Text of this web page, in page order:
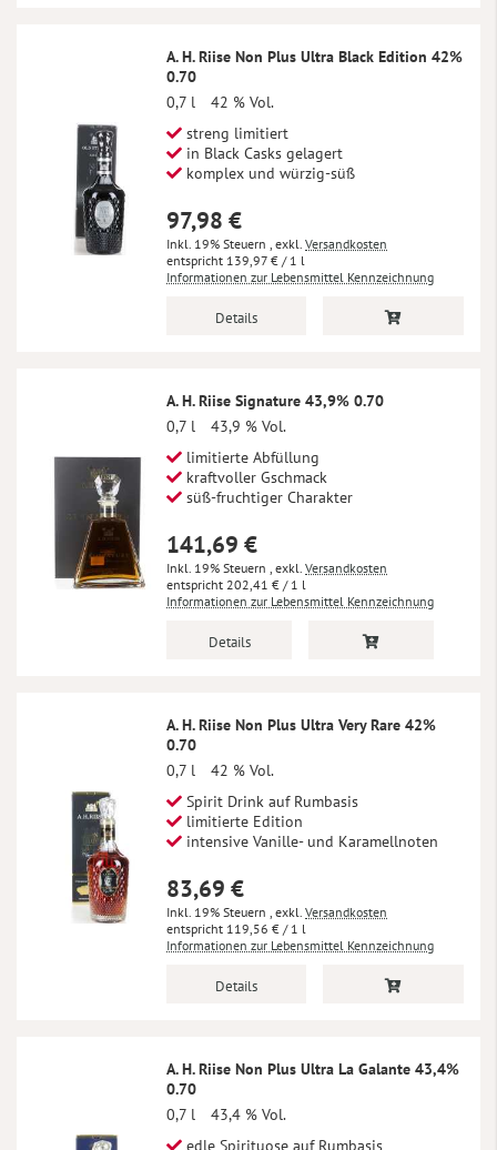
A. H. Riise Non Plus Ultra Black Edition 42%
0.70
0,7 l
42 % Vol.
streng limitiert
in Black Casks gelagert
komplex und würzig-süß
97,98 €
Inkl. 19% Steuern , exkl. Versandkosten
139,97 € / 1 l
Informationen zur Lebensmittel Kennzeichnung
Details
A. H. Riise Signature 43,9% 0.70
0,7 l
43,9 % Vol.
limitierte Abfüllung
kraftvoller Gschmack
süß-fruchtiger Charakter
141,69 €
Inkl. 19% Steuern , exkl. Versandkosten
202,41 € / 1 l
Informationen zur Lebensmittel Kennzeichnung
Details
A. H. Riise Non Plus Ultra Very Rare 42%
0.70
0,7 l
42 % Vol.
Spirit Drink auf Rumbasis
limitierte Edition
intensive Vanille- und Karamellnoten
83,69 €
Inkl. 19% Steuern , exkl. Versandkosten
119,56 € / 1 l
Informationen zur Lebensmittel Kennzeichnung
Details
A. H. Riise Non Plus Ultra La Galante 43,4%
0.70
0,7 l
43,4 % Vol.